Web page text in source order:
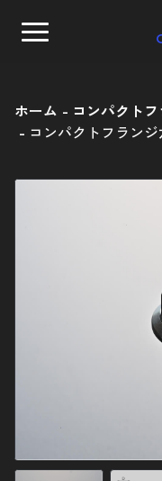
ストレートキャ
コンパクトフラ
フランジ六角ボ
ホーム コンパクト
コンパクトフラン